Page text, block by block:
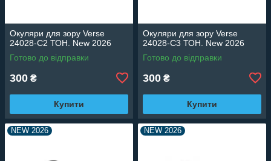
Окуляри для зору Verse
24028-C2 ТОН. New 2026
Готово до відправки
300 ₴
Купити
Окуляри для зору Verse
24028-C3 ТОН. New 2026
Готово до відправки
300 ₴
Купити
NEW 2026 NEW 2026